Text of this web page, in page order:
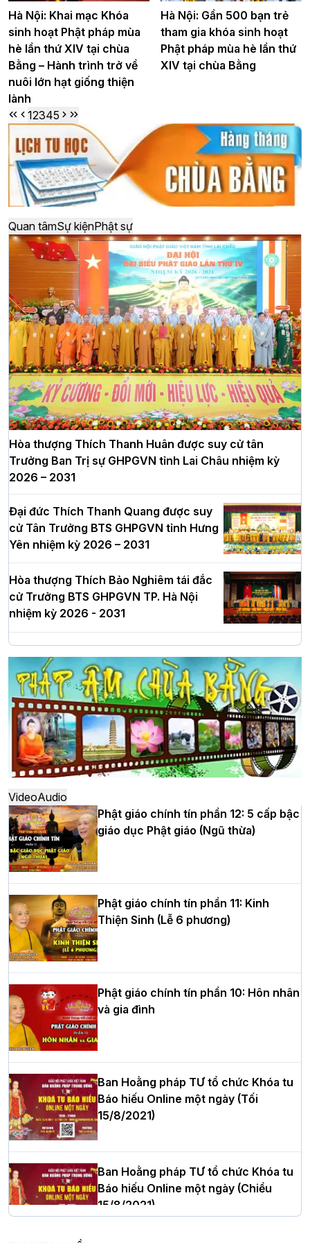
Hà Nội: Khai mạc Khóa
sinh hoạt Phật pháp mùa
hè lần thứ XIV tại chùa
Bằng – Hành trình trở về
nuôi lớn hạt giống thiện
lành
Hà Nội: Gần 500 bạn trẻ
tham gia khóa sinh hoạt
Phật pháp mùa hè lần thứ
XIV tại chùa Bằng
12345
Quan tâmSự kiệnPhật sự
Hòa thượng Thích Thanh Huân được suy cử tân
Trưởng Ban Trị sự GHPGVN tỉnh Lai Châu nhiệm kỳ
2026 – 2031
Đại đức Thích Thanh Quang được suy
cử Tân Trưởng BTS GHPGVN tỉnh Hưng
Yên nhiệm kỳ 2026 – 2031
Hòa thượng Thích Bảo Nghiêm tái đắc
cử Trưởng BTS GHPGVN TP. Hà Nội
nhiệm kỳ 2026 - 2031
Hà Nội: Long trọng lễ khởi công xây
dựng Trung tâm văn hóa Phật giáo Thủ
đô
Hà Nội: Ngày tu học cuối cùng khép lại
khóa sinh hoạt Phật pháp mùa hè lần
thứ XIV tại chùa Bằng
Học yêu thương trong ngày tu tập thứ
tư của Khóa sinh hoạt Phật pháp mùa
hè tại chùa Bằng
HT.Thích Thọ Lạc được suy cử làm tân
Trưởng BTS GHPGVN tỉnh Nghệ An
Hòa thượng Thích Quảng Tùng tái đắc
cử Trưởng BTS GHPGVN thành phố Hải
Phòng nhiệm kỳ 2026 – 2031
Thượng tọa Thích Tâm Chính được suy
cử tân Trưởng ban Trị sự GHPGVN tỉnh
Hà Nội: Tăng Ni Trường hạ Bồ Đề trang
nghiêm tác pháp Tiền an cư PL.2570 –
VideoAudio
Phật giáo chính tín phần 12: 5 cấp bậc
giáo dục Phật giáo (Ngũ thừa)
Phật giáo chính tín phần 11: Kinh
Thiện Sinh (Lễ 6 phương)
Phật giáo chính tín phần 10: Hôn nhân
và gia đình
Ban Hoằng pháp TƯ tổ chức Khóa tu
Báo hiếu Online một ngày (Tối
15/8/2021)
Ban Hoằng pháp TƯ tổ chức Khóa tu
Báo hiếu Online một ngày (Chiều
15/8/2021)